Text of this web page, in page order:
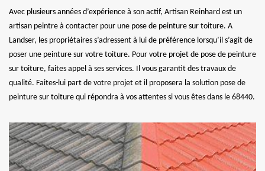
Avec plusieurs années d’expérience à son actif, Artisan Reinhard est un
artisan peintre à contacter pour une pose de peinture sur toiture. A
Landser, les propriétaires s’adressent à lui de préférence lorsqu’il s’agit de
poser une peinture sur votre toiture. Pour votre projet de pose de peinture
sur toiture, faites appel à ses services. Il vous garantit des travaux de
qualité. Faites-lui part de votre projet et il proposera la solution pose de
peinture sur toiture qui répondra à vos attentes si vous êtes dans le 68440.